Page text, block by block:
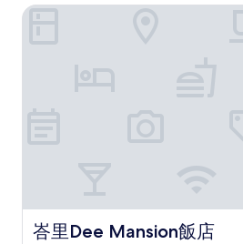
錯
峇里Dee Mansion飯店
峇里Dee Mansion飯店
峇里Dee Mansion飯店